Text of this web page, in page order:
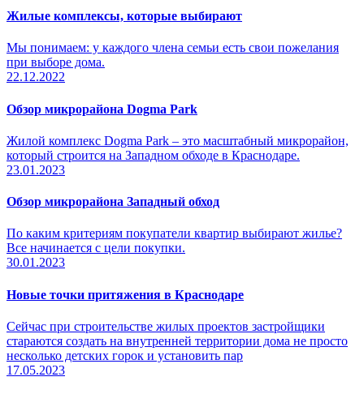
Жилые комплексы, которые выбирают
Мы понимаем: у каждого члена семьи есть свои пожелания
при выборе дома.
22.12.2022
Обзор микрорайона Dogma Park
Жилой комплекс Dogma Park – это масштабный микрорайон,
который строится на Западном обходе в Краснодаре.
23.01.2023
Обзор микрорайона Западный обход
По каким критериям покупатели квартир выбирают жилье?
Все начинается с цели покупки.
30.01.2023
Новые точки притяжения в Краснодаре
Сейчас при строительстве жилых проектов застройщики
стараются создать на внутренней территории дома не просто
несколько детских горок и установить пар
17.05.2023